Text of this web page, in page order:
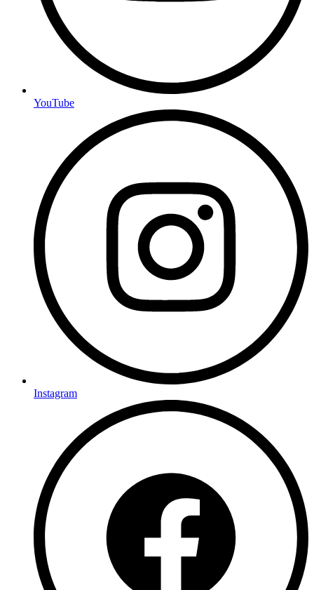
YouTube
Instagram